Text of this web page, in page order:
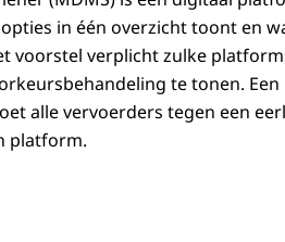
in één overzicht toont en
voorstel verplicht zulke
te tonen. Een
alle vervoerders tegen een
platform.